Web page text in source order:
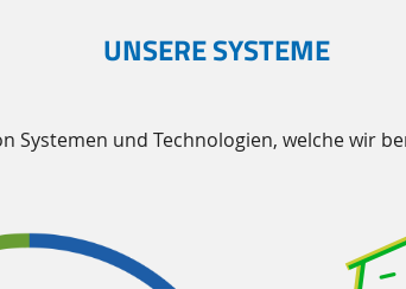
UNSERE SYSTEME
Systemen und Technologien, welche wir